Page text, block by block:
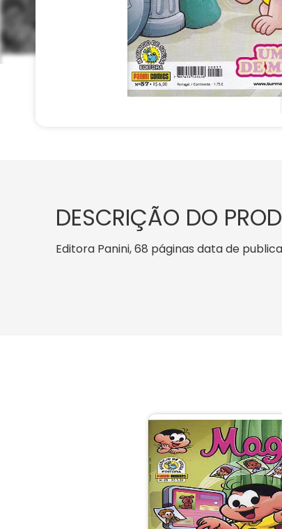
DESCRIÇÃO DO
Editora Panini, 68 páginas data de